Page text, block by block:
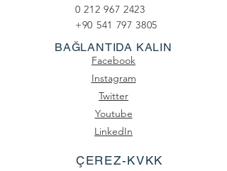
0 212 967 2423
+90 541 797 3805
BAĞLANTIDA KALIN
Facebook
Instagram
Twitter
Youtube
LinkedIn
ÇEREZ-KVKK